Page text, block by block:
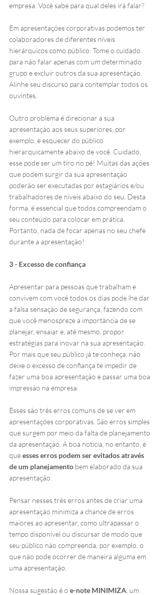
empresa. Você sabe para qual deles irá falar?
Em apresentações corporativas podemos ter
colaboradores de diferentes níveis
hierárquicos como público. Tome o cuidado
para não falar apenas com um determinado
grupo e excluir outros da sua apresentação.
Alinhe seu discurso para contemplar todos os
ouvintes.
Outro problema é direcionar a sua
apresentação aos seus superiores, por
exemplo, e esquecer do público
hierarquicamente abaixo de você. Cuidado,
esse pode ser um tiro no pé! Muitas das ações
que podem surgir da sua apresentação
poderão ser executadas por estagiários e/ou
trabalhadores de níveis abaixo do seu. Desta
forma, é essencial que todos compreendam o
seu conteúdo para colocar em prática.
Portanto, nada de focar apenas no seu chefe
durante a apresentação!
3 - Excesso de confiança
Apresentar para pessoas que trabalham e
convivem com você todos os dias pode lhe dar
a falsa sensação de segurança, fazendo com
que você menospreze a importância de se
planejar, ensaiar e, até mesmo, propor
estratégias para inovar na sua apresentação.
Por mais que seu público já te conheça, não
deixe o excesso de confiança te impedir de
fazer uma boa apresentação e passar uma boa
impressão na empresa.
Esses são três erros comuns de se ver em
apresentações corporativas. São erros simples
que surgem por meio da falta de planejamento
da apresentação. A boa notícia, no entanto, é
que esses erros podem ser evitados através
de um planejamento bem elaborado da sua
apresentação.
Pensar nesses três erros antes de criar uma
apresentação minimiza a chance de erros
maiores ao apresentar, como ultrapassar o
tempo disponível ou discursar de modo que
seu público não compreenda, por exemplo, o
que não pode ocorrer de maneira alguma em
uma apresentação.
Nossa sugestão é o e-note MINIMIZA , um